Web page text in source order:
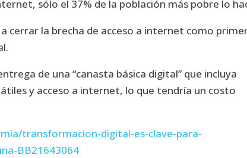
sólo el 37% de la población más pobre lo
cerrar la brecha de acceso a internet como
de una “canasta básica digital” que incluya
y acceso a internet, lo que tendría un costo
transformacion-digital-es-clave-para-
BB21643064